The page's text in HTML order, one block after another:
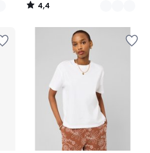
4,4
/